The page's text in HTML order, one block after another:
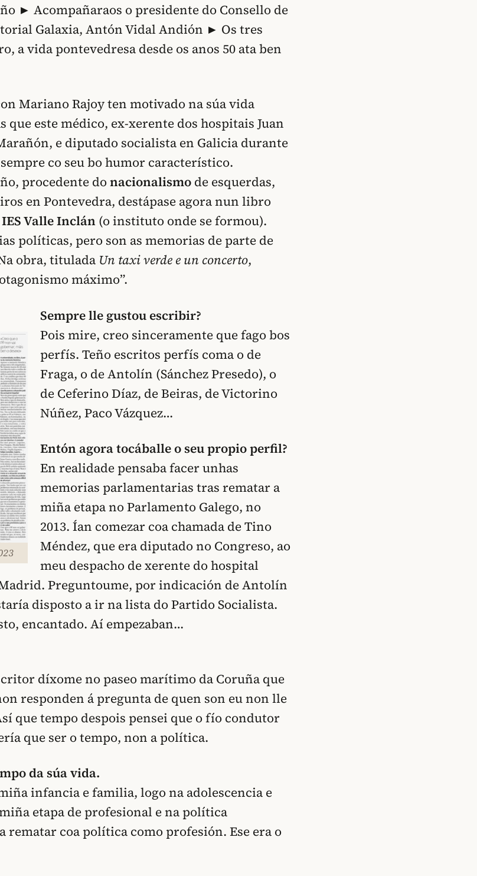
► Acompañaraos o presidente do Consello de
Galaxia, Antón Vidal Andión ► Os tres
a vida pontevedresa desde os anos 50 ata ben
Mariano Rajoy ten motivado na súa vida
que este médico, ex-xerente dos hospitais Juan
e diputado socialista en Galicia durante
co seu bo humor característico.
procedente donacionalismo de esquerdas,
en Pontevedra, destápase agora nun libro
IES Valle Inclán (o instituto onde se formou).
políticas, pero son as memorias de parte de
obra, titulada Un taxi verde e un concerto,
máximo”.
Sempre lle gustou escribir?
Pois mire, creo sinceramente que fago bos
perfís. Teño escritos perfís coma o de
Fraga, o de Antolín (Sánchez Presedo), o
de Ceferino Díaz, de Beiras, de Victorino
Núñez, Paco Vázquez…
Entón agora tocáballe o seu propio perfil?
En realidade pensaba facer unhas
memorias parlamentarias tras rematar a
miña etapa no Parlamento Galego, no
2013. Ían comezar coa chamada de Tino
Méndez, que era diputado no Congreso, ao
meu despacho de xerente do hospital
Preguntoume, por indicación de Antolín
disposto a ir na lista do Partido Socialista.
encantado. Aí empezaban…
díxome no paseo marítimo da Coruña que
responden á pregunta de quen son eu non lle
que tempo despois pensei que o fío condutor
que ser o tempo, non a política.
da súa vida.
infancia e familia, logo na adolescencia e
etapa de profesional e na política
rematar coa política como profesión. Ese era o